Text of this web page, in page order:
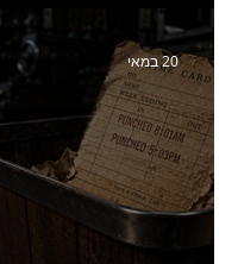
סמנכ״לית
של מחלבות גד
20 במאי